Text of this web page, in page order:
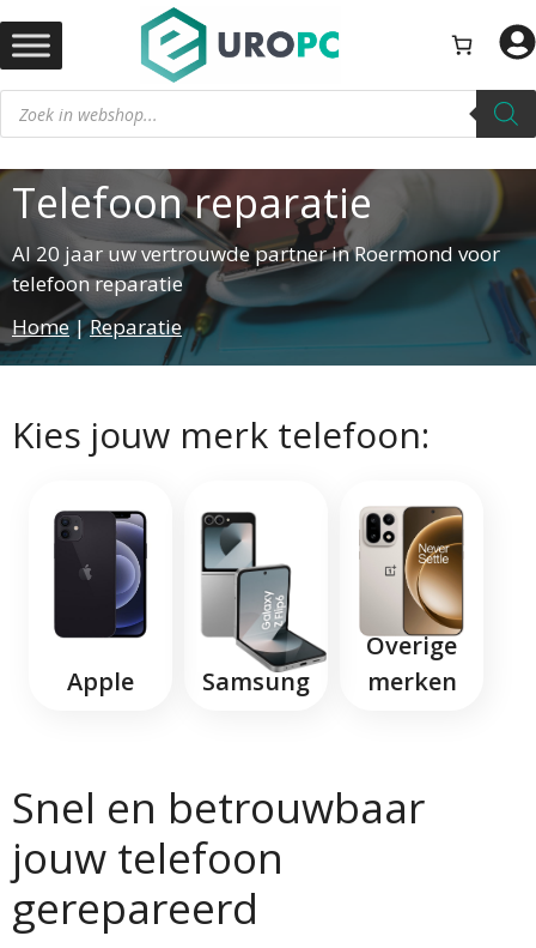
naar
de
inhoud
Producten
zoeken
Telefoon reparatie
Al 20 jaar uw vertrouwde partner in Roermond voor
telefoon reparatie
Home|Reparatie
Kies jouw merk telefoon:
Apple Samsung
Overige
merken
Snel en betrouwbaar
jouw telefoon
gerepareerd